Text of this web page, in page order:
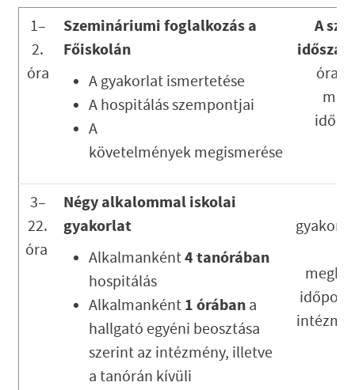
1–
2.
óra
Szemináriumi foglalkozás a
Főiskolán
A gyakorlat ismertetése
A hospitálás szempontjai
A
követelmények megismerése
A
3–
22.
óra
Négy alkalommal iskolai
gyakorlat
Alkalmanként4 tanórában
hospitálás
Alkalmanként1 órábana
hallgató egyéni beosztása
szerint az intézmény, illetve
a tanórán kívüli